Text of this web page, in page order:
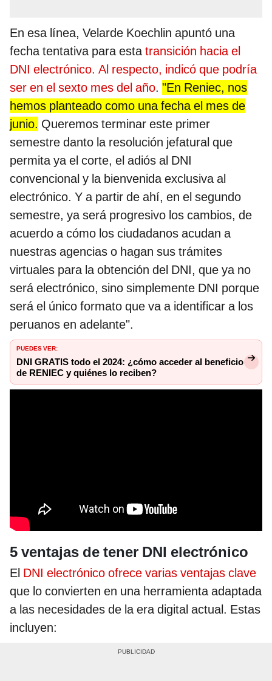
En esa línea, Velarde Koechlin apuntó una
fecha tentativa para estatransición hacia el
DNI electrónico. Al respecto, indicó que podría
ser en el sexto mes del año. "En Reniec, nos
hemos planteado como una fecha el mes de
junio. Queremos terminar este primer
semestre danto la resolución jefatural que
permita ya el corte, el adiós al DNI
convencional y la bienvenida exclusiva al
electrónico. Y a partir de ahí, en el segundo
semestre, ya será progresivo los cambios, de
acuerdo a cómo los ciudadanos acudan a
nuestras agencias o hagan sus trámites
virtuales para la obtención del DNI, que ya no
será electrónico, sino simplemente DNI porque
será el único formato que va a identificar a los
peruanos en adelante".
PUEDES VER:
DNI GRATIS todo el 2024: ¿cómo acceder al beneficio
de RENIEC y quiénes lo reciben?
5 ventajas de tener DNI electrónico
El DNI electrónico ofrece varias ventajas clave
que lo convierten en una herramienta adaptada
a las necesidades de la era digital actual. Estas
incluyen: